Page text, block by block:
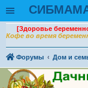
[Здоровье
Кофе во время
Форумы Дом и